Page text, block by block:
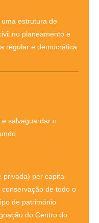
estrutura de
no planeamento e
regular e democrática
salvaguardar o
privada) per capita
de todo o
de património
do Centro do